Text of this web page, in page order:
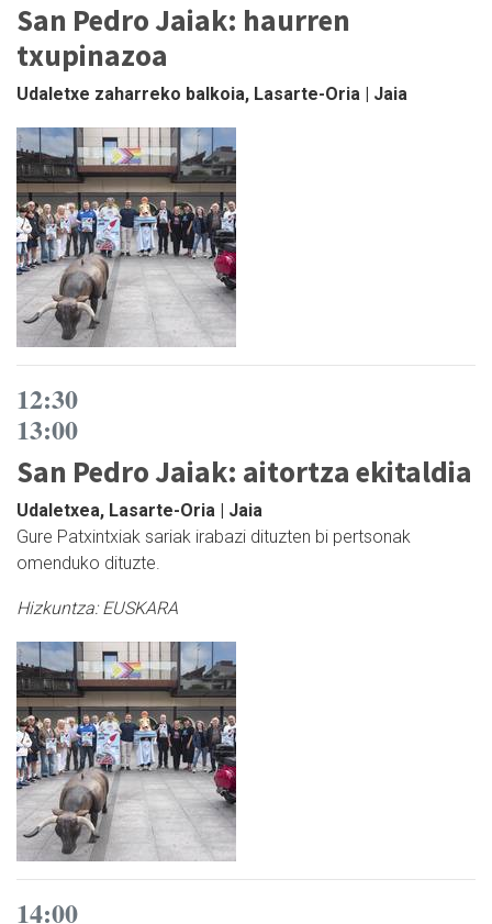
San Pedro Jaiak: haurren
txupinazoa
Udaletxe zaharreko balkoia, Lasarte-Oria | Jaia
12:30
13:00
San Pedro Jaiak: aitortza ekitaldia
Udaletxea, Lasarte-Oria | Jaia
Gure Patxintxiak sariak irabazi dituzten bi pertsonak
omenduko dituzte.
Hizkuntza:EUSKARA
14:00